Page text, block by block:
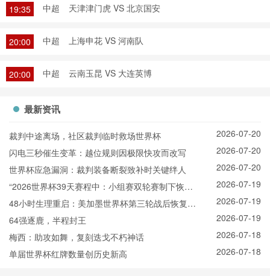
19:35 中超 天津津门虎 VS 北京国安
20:00 中超 上海申花 VS 河南队
20:00 中超 云南玉昆 VS 大连英博
最新资讯
裁判中途离场，社区裁判临时救场世界杯
2026-07-20
闪电三秒催生变革：越位规则因极限快攻而改写
2026-07-20
世界杯应急漏洞：裁判装备断裂致补时关键绊人
2026-07-20
“2026世界杯39天赛程中：小组赛双轮赛制下恢复
间隔对球员竞技表现与体能保持的分异效应研究”
2026-07-19
48小时生理重启：美加墨世界杯第三轮战后恢复的
智能调度方案
2026-07-19
64强逐鹿，半程封王
2026-07-19
梅西：助攻如舞，复刻迭戈不朽神话
2026-07-18
单届世界杯红牌数量创历史新高
2026-07-18